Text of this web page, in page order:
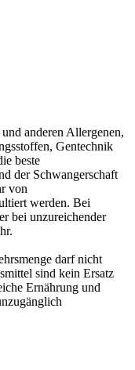
anderen Allergenen,
Gentechnik
beste
der Schwangerschaft
von
werden. Bei
bei unzureichender
darf nicht
sind kein Ersatz
Ernährung und